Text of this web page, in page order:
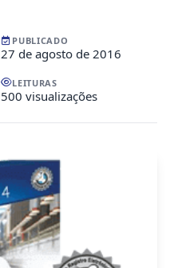
PUBLICADO
27 de agosto de 2016
LEITURAS
500 visualizações